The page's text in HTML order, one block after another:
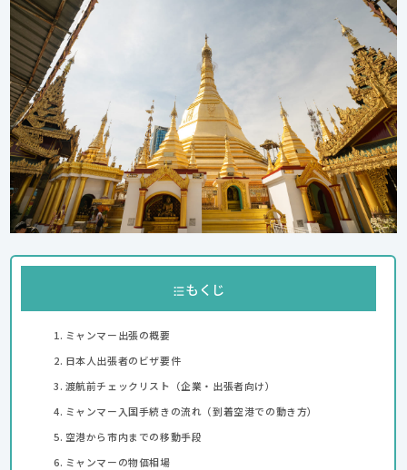
もくじ
ミャンマー出張の概要
日本人出張者のビザ要件
渡航前チェックリスト（企業・出張者向け）
ミャンマー入国手続きの流れ（到着空港での動き方）
空港から市内までの移動手段
ミャンマーの物価相場